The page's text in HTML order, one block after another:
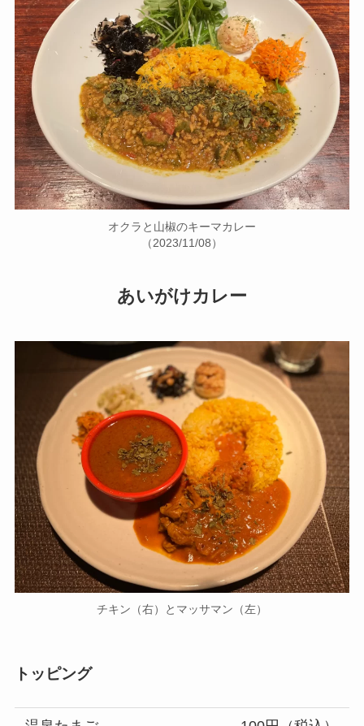
オクラと山椒のキーマカレー
（2023/11/08）
あいがけカレー
チキン（右）とマッサマン（左）
トッピング